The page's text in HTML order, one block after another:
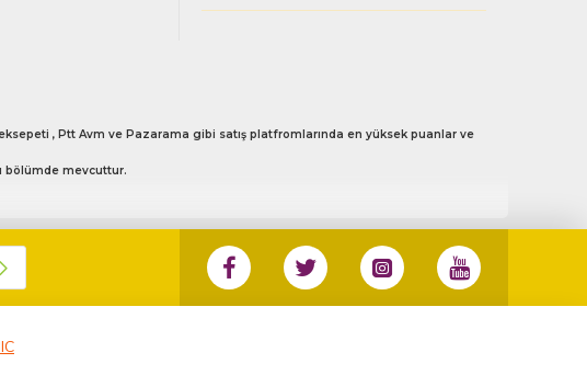
, Ptt Avm ve Pazarama gibi satış platfromlarında en yüksek puanlar ve
bölümde mevcuttur.
0533 133 45 57 no’ lu numaradan ister whatsapp aracılığı ile ister